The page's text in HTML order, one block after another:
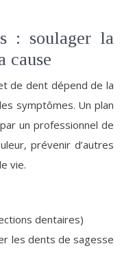
: soulager la
cause
de dent dépend de la
symptômes. Un plan
un professionnel de
prévenir d’autres
vie.
dentaires)
les dents de sagesse